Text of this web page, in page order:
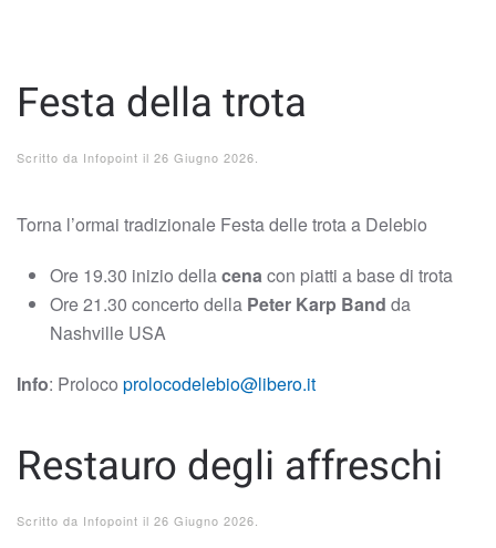
Festa della trota
Scritto da Infopoint il 26 Giugno 2026.
Torna l’ormai tradizionale Festa delle trota a Delebio
Ore 19.30 inizio dellacenacon piatti a base di trota
Ore 21.30 concerto della Peter Karp Band da
Nashville USA
Info: Proloco prolocodelebio@libero.it
Restauro degli affreschi
Scritto da Infopoint il 26 Giugno 2026.